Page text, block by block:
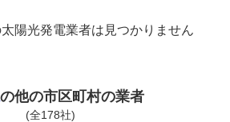
陽光発電業者は見つかりません
の他の市区町村の業者
(全178社)